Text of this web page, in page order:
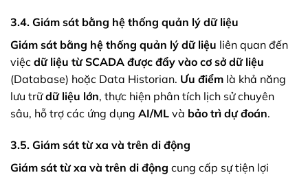
3.4. Giám sát bằng hệ thống quản lý dữ liệu
Giám sát bằng hệ thống quản lý dữ liệu liên quan đến
việc dữ liệu từ SCADA được đẩy vào cơ sở dữ liệu
(Database) hoặc Data Historian. Ưu điểm là khả năng
lưu trữdữ liệu lớn, thực hiện phân tích lịch sử chuyên
sâu, hỗ trợ các ứng dụng AI/ML và bảo trì dự đoán.
3.5. Giám sát từ xa và trên di động
Giám sát từ xa và trên di động cung cấp sự tiện lợi